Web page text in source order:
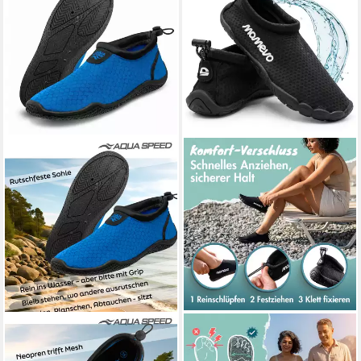
30-Aqua Shoe
modische Aqua Schuhe +
MOMEVOWaterMates
Badeschuhe Damen & Herren